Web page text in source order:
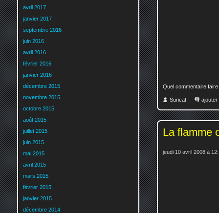
Quel commentaire faire
Suricat ajouter
La flamme
jeudi 10 avril 2008 à
avril 2017
janvier 2017
septembre 2016
juin 2016
avril 2016
février 2016
janvier 2016
décembre 2015
novembre 2015
octobre 2015
août 2015
juillet 2015
juin 2015
mai 2015
avril 2015
mars 2015
février 2015
janvier 2015
décembre 2014